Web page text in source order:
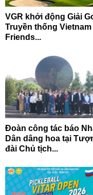
VGR khởi động Giải
Truyền thống Vietnam
Friends...
Đoàn công tác báo
Dân dâng hoa tại
đài Chủ tịch...